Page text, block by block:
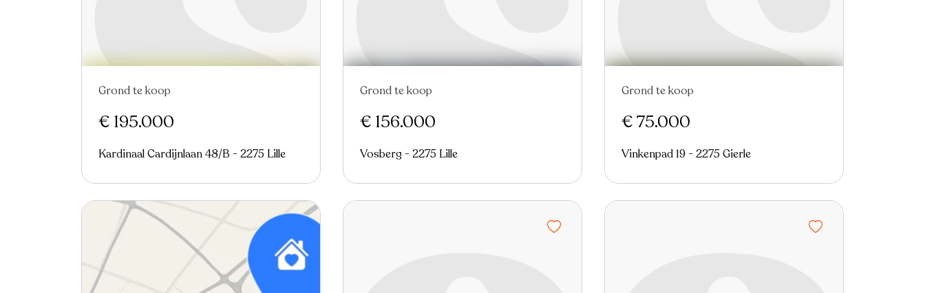
Grond te koop
€ 195.000
Kardinaal Cardijnlaan 48/B - 2275 Lille
Grond te koop
€ 156.000
Vosberg - 2275 Lille
Grond te koop
€ 75.000
Vinkenpad 19 - 2275 Gierle